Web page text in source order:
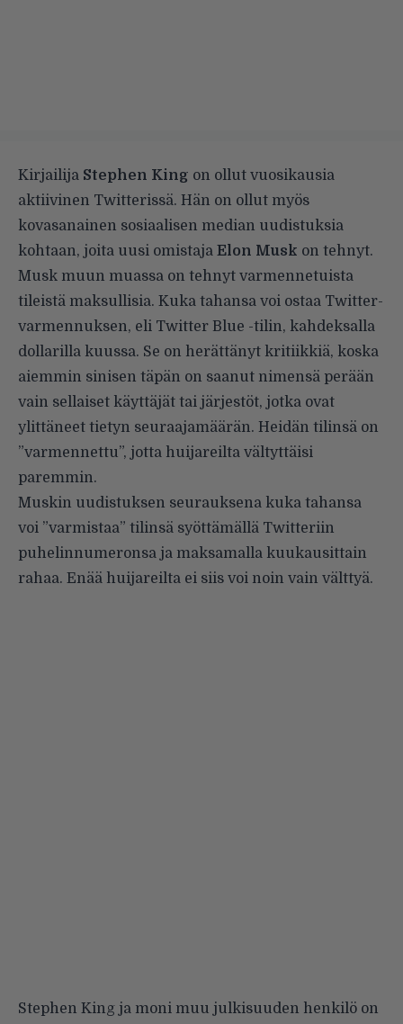
Kirjailija Stephen King on ollut vuosikausia
aktiivinen Twitterissä. Hän on ollut myös
kovasanainen sosiaalisen median uudistuksia
kohtaan, joita uusi omistaja Elon Musk on tehnyt.
Musk muun muassa on tehnyt varmennetuista
tileistä maksullisia. Kuka tahansa voi ostaa Twitter-
varmennuksen, eli Twitter Blue -tilin, kahdeksalla
dollarilla kuussa. Se on herättänyt kritiikkiä, koska
aiemmin sinisen täpän on saanut nimensä perään
vain sellaiset käyttäjät tai järjestöt, jotka ovat
ylittäneet tietyn seuraajamäärän. Heidän tilinsä on
”varmennettu”, jotta huijareilta vältyttäisi
paremmin.
Muskin uudistuksen seurauksena kuka tahansa
voi ”varmistaa” tilinsä syöttämällä Twitteriin
puhelinnumeronsa ja maksamalla kuukausittain
rahaa. Enää huijareilta ei siis voi noin vain välttyä.
Stephen King ja moni muu julkisuuden henkilö on